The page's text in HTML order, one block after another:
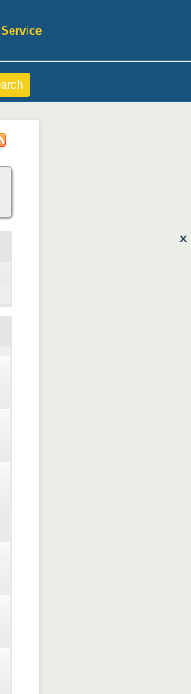
Service